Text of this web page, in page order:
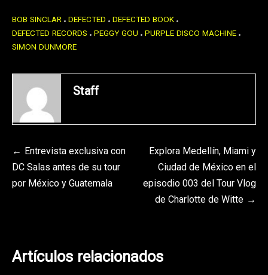
BOB SINCLAR DEFECTED DEFECTED BOOK
DEFECTED RECORDS PEGGY GOU PURPLE DISCO MACHINE
SIMON DUNMORE
Staff
Navegación
de
Entrevista exclusiva con
DC Salas antes de su tour
por México y Guatemala
Explora Medellín, Miami y
Ciudad de México en el
episodio 003 del Tour Vlog
de Charlotte de Witte
Artículos relacionados